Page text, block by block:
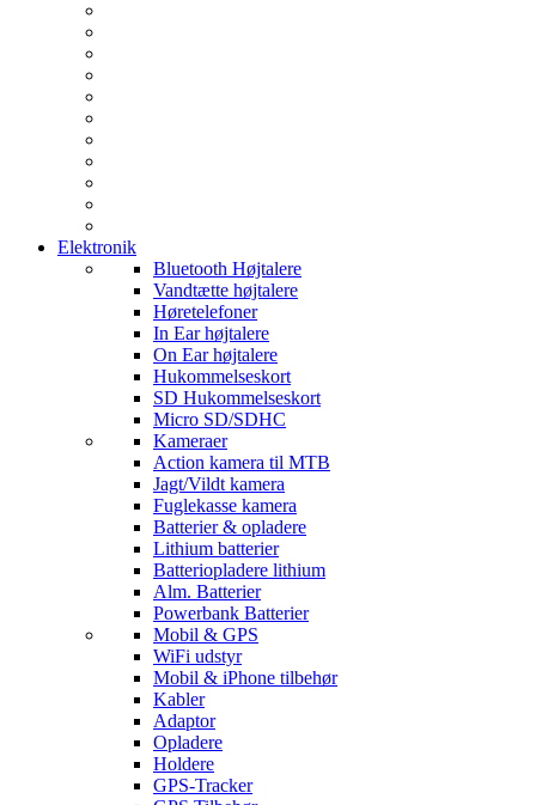
Elektronik
Bluetooth Højtalere
Vandtætte højtalere
Høretelefoner
In Ear højtalere
On Ear højtalere
Hukommelseskort
SD Hukommelseskort
Micro SD/SDHC
Kameraer
Action kamera til MTB
Jagt/Vildt kamera
Fuglekasse kamera
Batterier & opladere
Lithium batterier
Batteriopladere lithium
Alm. Batterier
Powerbank Batterier
Mobil & GPS
WiFi udstyr
Mobil & iPhone tilbehør
Kabler
Adaptor
Opladere
Holdere
GPS-Tracker